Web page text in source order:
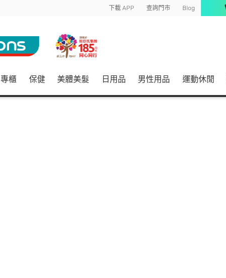
下載 APP 查詢門市 Blog
專櫃 保健 美體美髮 日用品 男性用品 運動休閒